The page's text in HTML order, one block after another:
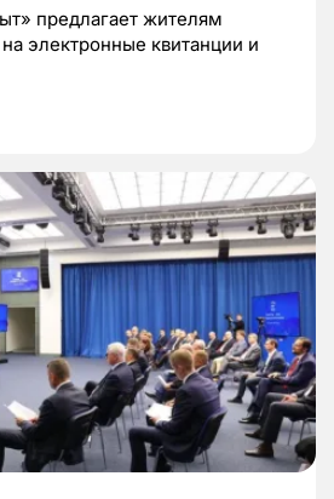
предлагает жителям
электронные квитанции и